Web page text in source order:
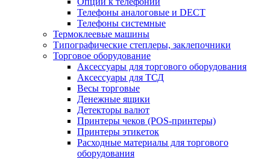
Телефоны аналоговые и DECT
Телефоны системные
Термоклеевые машины
Типографические степлеры, заклепочники
Торговое оборудование
Аксессуары для торгового оборудования
Аксессуары для ТСД
Весы торговые
Денежные ящики
Детекторы валют
Принтеры чеков (POS-принтеры)
Принтеры этикеток
Расходные материалы для торгового
оборудования